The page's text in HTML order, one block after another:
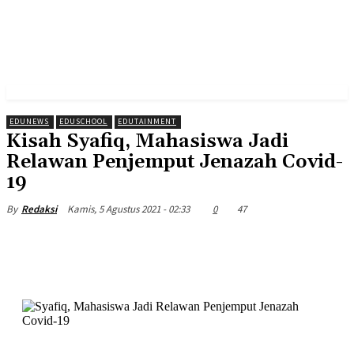
EDUNEWS EDUSCHOOL EDUTAINMENT
Kisah Syafiq, Mahasiswa Jadi
Relawan Penjemput Jenazah Covid-
19
By Redaksi Kamis, 5 Agustus 2021 - 02:33 0 47